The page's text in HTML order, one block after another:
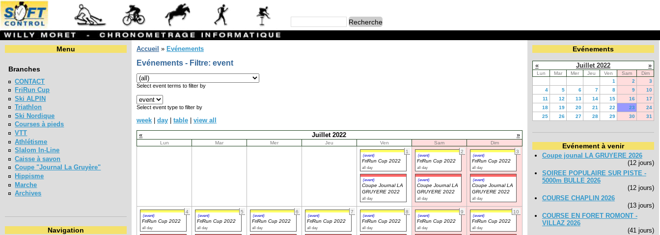
Menu
Branches
CONTACT
FriRun Cup
Ski ALPIN
Triathlon
Ski Nordique
Courses à pieds
VTT
Athlétisme
Slalom In-Line
Caisse à savon
Coupe "Journal La Gruyère"
Hippisme
Marche
Archives
Navigation
Accueil » Evénements
Evénements - Filtre: event
Select event terms to filter by
Select event type to filter by
week day table
view all
«
Juillet 2022 »
Lun Mar Mer Jeu Ven Sam
Dim
1
(event)
FriRun Cup 2022
all day
(event)
Coupe Journal LA
GRUYERE 2022
all day
2
(event)
FriRun Cup 2022
all day
(event)
Coupe Journal LA
GRUYERE 2022
all day
3
(event)
FriRun Cup 2022
all day
(event)
Coupe Journal LA
GRUYERE 2022
all day
4
(event)
FriRun Cup 2022
all day
5
(event)
FriRun Cup 2022
all day
6
(event)
FriRun Cup 2022
all day
7
(event)
FriRun Cup 2022
all day
8
(event)
FriRun Cup 2022
all day
9
(event)
FriRun Cup 2022
all day
10
(event)
FriRun Cup 2022
all day
Evénements
« Juillet 2022 »
Lun Mar Mer Jeu Ven Sam
Dim
1
2
3
4
5 6 7 8 9
10
11
12 13 14 15 16
17
18
19 20 21 22 23
24
25
26 27 28 29 30 31
Evénement à venir
Coupe jounal LA GRUYERE 2026
(12 jours)
SOIREE POPULAIRE SUR PISTE -
5000m BULLE 2026
(12 jours)
COURSE CHAPLIN 2026
(13 jours)
COURSE EN FORET ROMONT -
VILLAZ 2026
(41 jours)